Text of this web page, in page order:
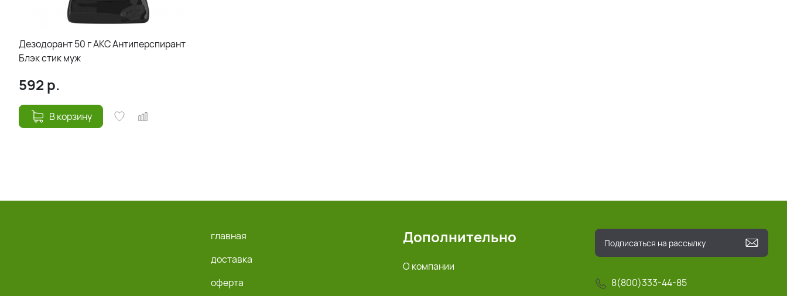
Дезодорант 50 г АКС Антиперспирант
Блэк стик муж
592 р.
В корзину
8(800)333-44-85
главная
доставка
оферта
Дополнительно
О компании